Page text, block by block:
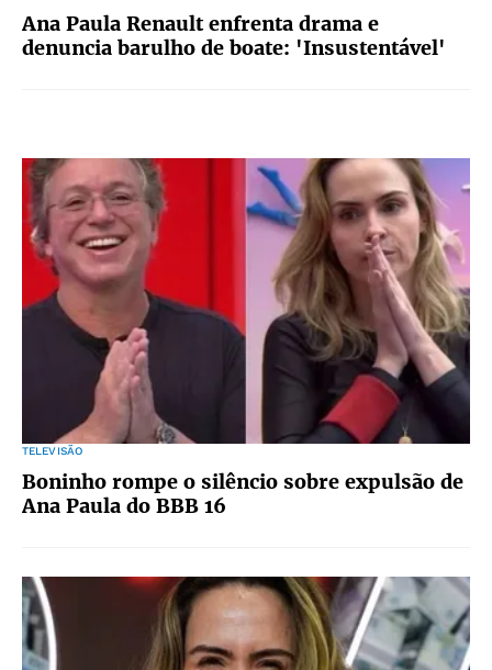
Ana Paula Renault enfrenta drama e
denuncia barulho de boate: 'Insustentável'
TELEVISÃO
Boninho rompe o silêncio sobre expulsão de
Ana Paula do BBB 16